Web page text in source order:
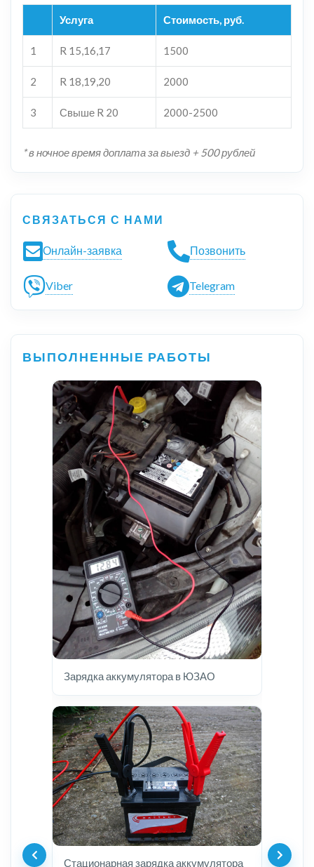
Услуга Стоимость, руб.
1 R 15,16,17 1500
2 R 18,19,20 2000
3 Свыше R 20 2000-2500
* в ночное время доплата за выезд + 500 рублей
СВЯЗАТЬСЯ С НАМИ
Онлайн-заявка Позвонить
Viber Telegram
ВЫПОЛНЕННЫЕ РАБОТЫ
Зарядка аккумулятора в ЮЗАО
Стационарная зарядка аккумулятора